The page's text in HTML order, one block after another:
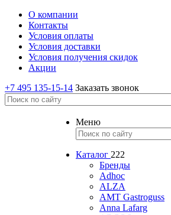
О компании
Контакты
Условия оплаты
Условия доставки
Условия получения скидок
Акции
+7 495 135-15-14 Заказать звонок
Меню
Каталог 222
Бренды
Adhoc
ALZA
AMT Gastroguss
Anna Lafarg